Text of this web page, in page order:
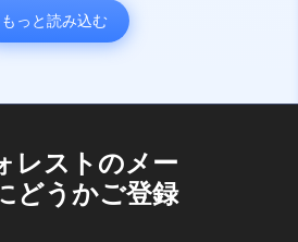
もっと読み込む
レストのメー
どうかご登録